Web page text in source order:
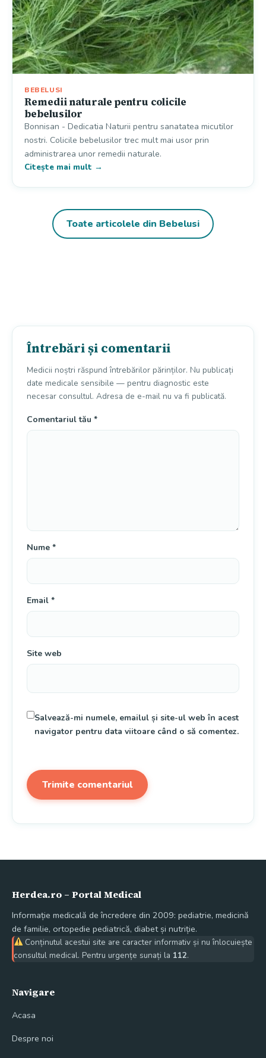
BEBELUSI
Remedii naturale pentru colicile
bebelusilor
Bonnisan - Dedicatia Naturii pentru sanatatea micutilor
nostri. Colicile bebelusilor trec mult mai usor prin
administrarea unor remedii naturale.
Citește mai mult →
Toate articolele din Bebelusi
Întrebări și comentarii
Medicii noștri răspund întrebărilor părinților. Nu publicați
date medicale sensibile — pentru diagnostic este
necesar consultul. Adresa de e-mail nu va fi publicată.
Comentariul tău *
Nume *
Email *
Site web
Salvează-mi numele, emailul și site-ul web în acest
navigator pentru data viitoare când o să comentez.
Herdea.ro – Portal Medical
Informație medicală de încredere din 2009: pediatrie, medicină
de familie, ortopedie pediatrică, diabet și nutriție.
Conținutul acestui site are caracter informativ și nu înlocuiește
consultul medical. Pentru urgențe sunați la 112.
Navigare
Acasa
Despre noi